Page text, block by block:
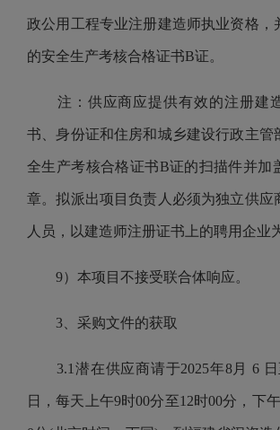
政公用工程专业注册建造师执业资格，
的安全生产考核合格证书B证。
注：供应商应提供有效的注册建
书、身份证和住房和城乡建设行政主管
全生产考核合格证书B证的扫描件并加
章。拟派出项目负责人必须为独立供应
人员，以建造师注册证书上的聘用企业
9）本项目不接受联合体响应。
3、采购文件的获取
3.1潜在供应商请于2025年8月 6 日
日，每天上午9时00分至12时00分，下